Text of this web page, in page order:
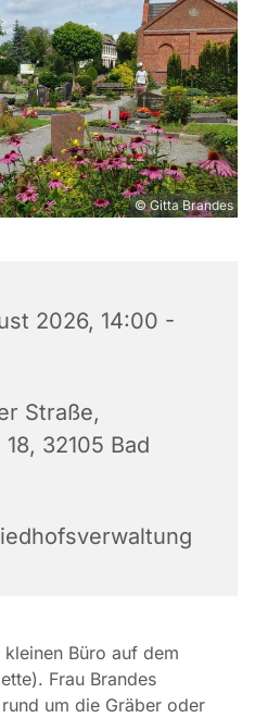
© Gitta Brandes
2026, 14:00 -
Straße,
32105 Bad
Büro auf dem
Frau Brandes
um die Gräber oder